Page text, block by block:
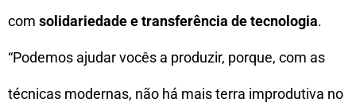
com solidariedade e transferência de tecnologia.
“Podemos ajudar vocês a produzir, porque, com as
técnicas modernas, não há mais terra improdutiva no